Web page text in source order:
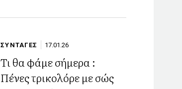
ΣΥΝΤΑΓΕΣ 17.01.26
Τι θα φάμε σήμερα :
Πένες τρικολόρε με σώς